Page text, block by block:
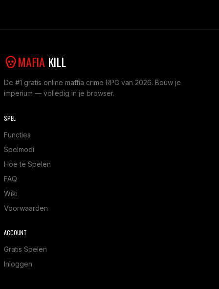
MAFIA KILL
De #1 gratis online maffia crime RPG van 2026. Bouw je
imperium — volledig in je browser.
SPEL
Functies
Spelmodi
Hoe te Spelen
FAQ
Wiki
Voorwaarden
ACCOUNT
Gratis Spelen
Inloggen